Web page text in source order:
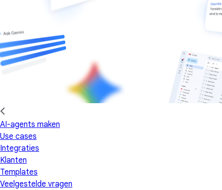
AI-agents maken
Use cases
Integraties
Klanten
Templates
Veelgestelde vragen